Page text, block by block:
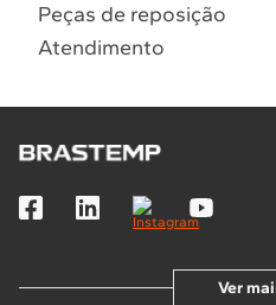
Peças de reposição
Atendimento
Ver